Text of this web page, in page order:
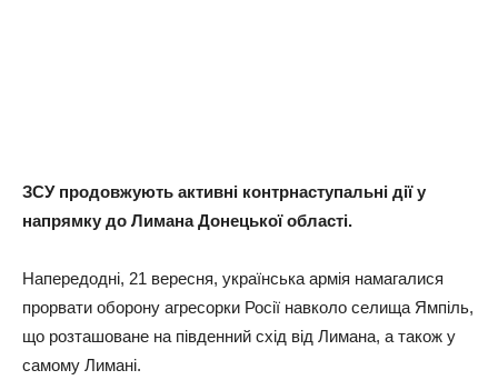
ЗСУ продовжують активні контрнаступальні дії у
напрямку до Лимана Донецької області.
Напередодні, 21 вересня, українська армія намагалися
прорвати оборону агресорки Росії навколо селища Ямпіль,
що розташоване на південний схід від Лимана, а також у
самому Лимані.